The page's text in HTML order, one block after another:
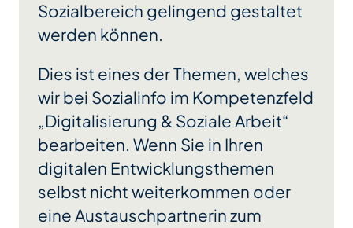
Sozialbereich gelingend gestaltet
werden können.
Dies ist eines der Themen, welches
wir bei Sozialinfo im Kompetenzfeld
„Digitalisierung & Soziale Arbeit“
bearbeiten. Wenn Sie in Ihren
digitalen Entwicklungsthemen
selbst nicht weiterkommen oder
eine Austauschpartnerin zum